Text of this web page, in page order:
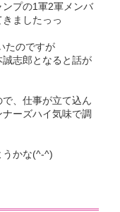
プの1軍2軍メンバ
ましたっっ
たのですが
志郎となると話が
、仕事が立て込ん
ーズハイ気味で調
うかな(^-^)